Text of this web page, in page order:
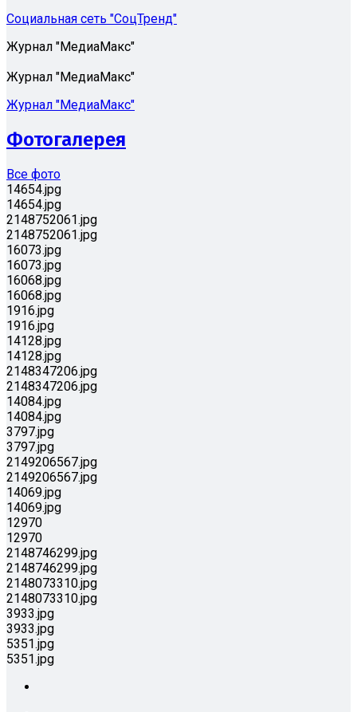
Социальная сеть "СоцТренд"
Журнал "МедиаМакс"
Журнал "МедиаМакс"
Журнал "МедиаМакс"
Фотогалерея
Все фото
14654.jpg
14654.jpg
2148752061.jpg
2148752061.jpg
16073.jpg
16073.jpg
16068.jpg
16068.jpg
1916.jpg
1916.jpg
14128.jpg
14128.jpg
2148347206.jpg
2148347206.jpg
14084.jpg
14084.jpg
3797.jpg
3797.jpg
2149206567.jpg
2149206567.jpg
14069.jpg
14069.jpg
12970
12970
2148746299.jpg
2148746299.jpg
2148073310.jpg
2148073310.jpg
3933.jpg
3933.jpg
5351.jpg
5351.jpg